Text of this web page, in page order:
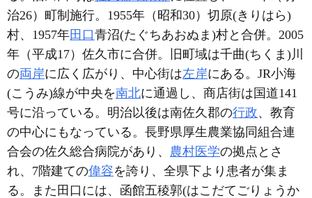
治26）町制施行。1955年（昭和30）切原(きりはら)
村、1957年田口青沼(たぐちあおぬま)村と合併。2005
年（平成17）佐久市に合併。旧町域は千曲(ちくま)川
の両岸に広く広がり、中心街は左岸にある。JR小海
(こうみ)線が中央を南北に通過し、商店街は国道141
号に沿っている。明治以後は南佐久郡の行政、教育
の中心にもなっている。長野県厚生農業協同組合連
合会の佐久総合病院があり、 農村医学の拠点とさ
れ、7階建ての偉容を誇り、全県下より患者が集ま
る。また田口には、函館五稜郭(はこだてごりょうか